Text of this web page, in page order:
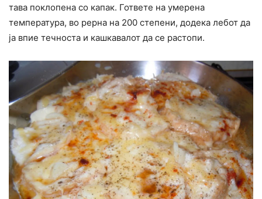
тава поклопена со капак. Гответе на умерена
температура, во рерна на 200 степени, додека лебот да
ја впие течноста и кашкавалот да се растопи.